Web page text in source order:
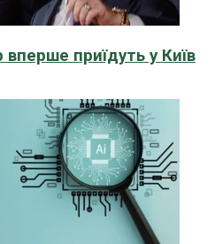
приїдуть у Київ